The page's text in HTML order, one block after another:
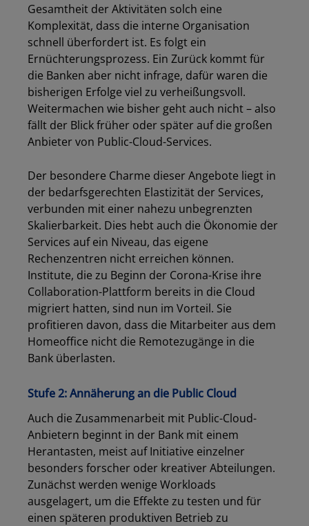
Gesamtheit der Aktivitäten solch eine
Komplexität, dass die interne Organisation
schnell überfordert ist. Es folgt ein
Ernüchterungsprozess. Ein Zurück kommt für
die Banken aber nicht infrage, dafür waren die
bisherigen Erfolge viel zu verheißungsvoll.
Weitermachen wie bisher geht auch nicht – also
fällt der Blick früher oder später auf die großen
Anbieter von Public-Cloud-Services.
Der besondere Charme dieser Angebote liegt in
der bedarfsgerechten Elastizität der Services,
verbunden mit einer nahezu unbegrenzten
Skalierbarkeit. Dies hebt auch die Ökonomie der
Services auf ein Niveau, das eigene
Rechenzentren nicht erreichen können.
Institute, die zu Beginn der Corona-Krise ihre
Collaboration-Plattform bereits in die Cloud
migriert hatten, sind nun im Vorteil. Sie
profitieren davon, dass die Mitarbeiter aus dem
Homeoffice nicht die Remotezugänge in die
Bank überlasten.
Stufe 2: Annäherung an die Public Cloud
Auch die Zusammenarbeit mit Public-Cloud-
Anbietern beginnt in der Bank mit einem
Herantasten, meist auf Initiative einzelner
besonders forscher oder kreativer Abteilungen.
Zunächst werden wenige Workloads
ausgelagert, um die Effekte zu testen und für
einen späteren produktiven Betrieb zu